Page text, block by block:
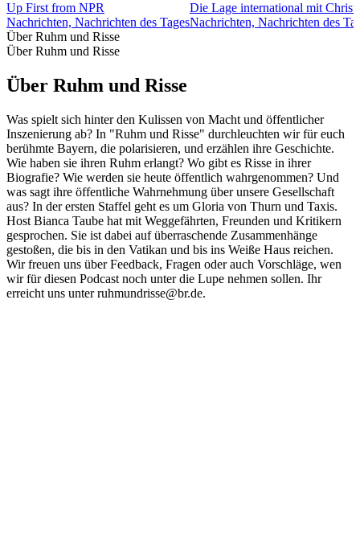
Up First from NPR
Nachrichten, Nachrichten des Tages
Die Lage international mit
Nachrichten, Nachrichten des
Über Ruhm und Risse
Über Ruhm und Risse
Über Ruhm und Risse
Was spielt sich hinter den Kulissen von Macht und öffentlicher
Inszenierung ab? In "Ruhm und Risse" durchleuchten wir für euch
berühmte Bayern, die polarisieren, und erzählen ihre Geschichte.
Wie haben sie ihren Ruhm erlangt? Wo gibt es Risse in ihrer
Biografie? Wie werden sie heute öffentlich wahrgenommen? Und
was sagt ihre öffentliche Wahrnehmung über unsere Gesellschaft
aus? In der ersten Staffel geht es um Gloria von Thurn und Taxis.
Host Bianca Taube hat mit Weggefährten, Freunden und Kritikern
gesprochen. Sie ist dabei auf überraschende Zusammenhänge
gestoßen, die bis in den Vatikan und bis ins Weiße Haus reichen.
Wir freuen uns über Feedback, Fragen oder auch Vorschläge, wen
wir für diesen Podcast noch unter die Lupe nehmen sollen. Ihr
erreicht uns unter ruhmundrisse@br.de.